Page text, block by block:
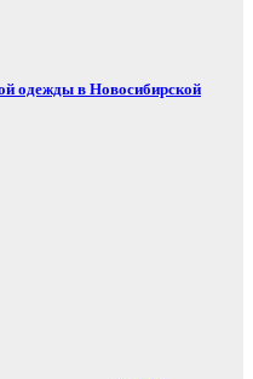
одежды в Новосибирской